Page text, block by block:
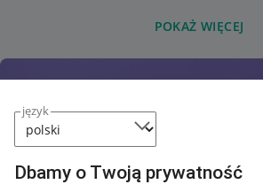
język
Dbamy o Twoją prywatność
POKAŻ WIĘCEJ